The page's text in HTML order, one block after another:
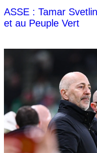
ASSE : Tamar
et au Peuple Vert